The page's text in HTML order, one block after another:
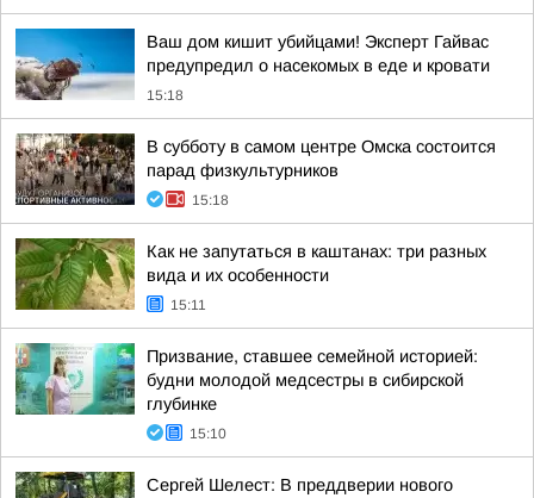
Ваш дом кишит убийцами! Эксперт Гайвас
предупредил о насекомых в еде и кровати
15:18
В субботу в самом центре Омска состоится
парад физкультурников
15:18
Как не запутаться в каштанах: три разных
вида и их особенности
15:11
Призвание, ставшее семейной историей:
будни молодой медсестры в сибирской
глубинке
15:10
Сергей Шелест: В преддверии нового